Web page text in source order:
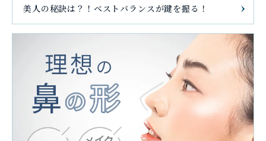
美人の秘訣は？！ベストバランスが鍵を握る！